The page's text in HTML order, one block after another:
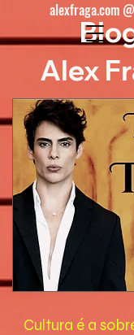
Cultura é a
Alex
alexfraga.com